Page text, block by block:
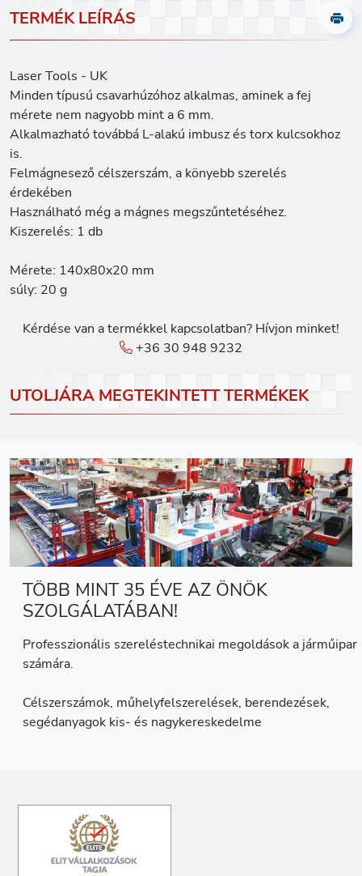
TERMÉK LEÍRÁS
Laser Tools - UK
Minden típusú csavarhúzóhoz alkalmas, aminek a fej
mérete nem nagyobb mint a 6 mm.
Alkalmazható továbbá L-alakú imbusz és torx kulcsokhoz
is.
Felmágnesező célszerszám, a könyebb szerelés
érdekében
Használható még a mágnes megszűntetéséhez.
Kiszerelés: 1 db
Mérete: 140x80x20 mm
súly: 20 g
Kérdése van a termékkel kapcsolatban? Hívjon minket!
+36 30 948 9232
UTOLJÁRA MEGTEKINTETT TERMÉKEK
TÖBB MINT 35 ÉVE AZ ÖNÖK
SZOLGÁLATÁBAN!
Professzionális szereléstechnikai megoldások a járműipar
számára.
Célszerszámok, műhelyfelszerelések, berendezések,
segédanyagok kis- és nagykereskedelme